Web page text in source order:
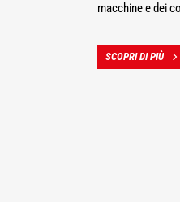
macchine e dei
SCOPRI DI PIÙ